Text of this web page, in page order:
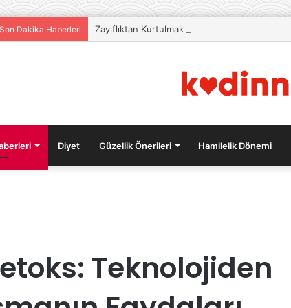
Son Dakika Haberleri Zayıflıktan Kurtulmak İçin Beslenme Önerileri
Diyet Güzellik Önerileri Hamilelik Dönemi
Teknolojiden
Uykusuzluk
Nedenleri
Öneriler
Karın
Ağrısı:
ve